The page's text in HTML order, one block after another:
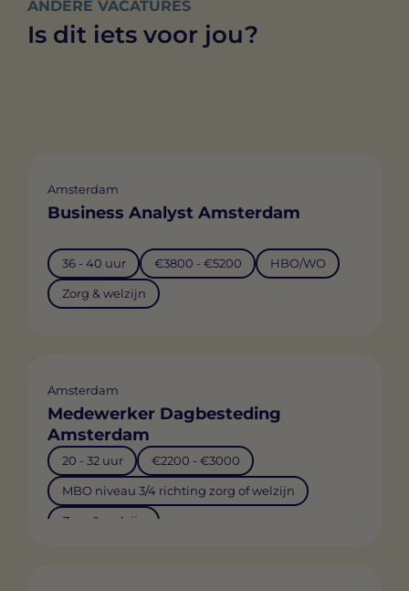
ANDERE VACATURES
Is dit iets voor jou?
Amsterdam
Business Analyst Amsterdam
36 - 40 uur €3800 - €5200 HBO/WO
Zorg & welzijn
Amsterdam
Medewerker Dagbesteding
Amsterdam
20 - 32 uur €2200 - €3000
MBO niveau 3/4 richting zorg of welzijn
Zorg & welzijn